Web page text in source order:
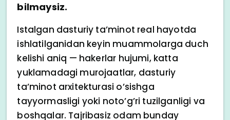
bilmaysiz.
Istalgan dasturiy ta’minot real hayotda
ishlatilganidan keyin muammolarga duch
kelishi aniq — hakerlar hujumi, katta
yuklamadagi murojaatlar, dasturiy
ta’minot arxitekturasi o’sishga
tayyormasligi yoki noto’g’ri tuzilganligi va
boshqalar. Tajribasiz odam bunday